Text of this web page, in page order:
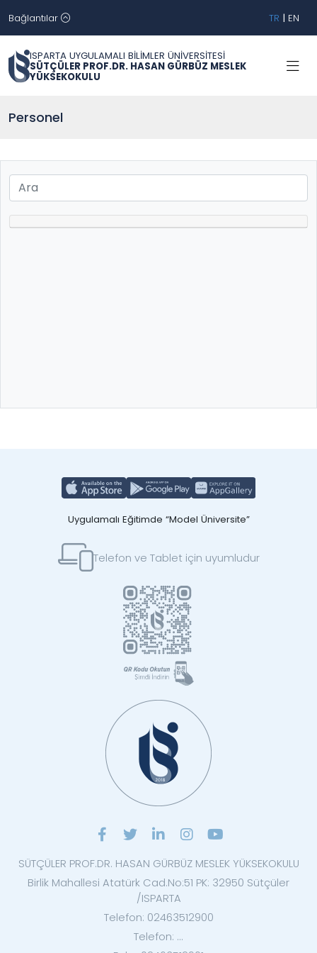
Bağlantılar TR | EN
ISPARTA UYGULAMALI BİLİMLER ÜNİVERSİTESİ
SÜTÇÜLER PROF.DR. HASAN GÜRBÜZ MESLEK
YÜKSEKOKULU
Personel
Uygulamalı Eğitimde “Model Üniversite”
Telefon ve Tablet için uyumludur
SÜTÇÜLER PROF.DR. HASAN GÜRBÜZ MESLEK YÜKSEKOKULU
Birlik Mahallesi Atatürk Cad.No:51 PK: 32950 Sütçüler
/ISPARTA
Telefon: 02463512900
Telefon: ...